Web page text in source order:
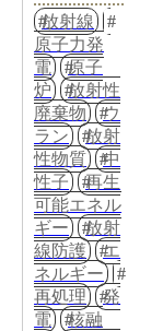
放射線
原子力発
電
原子
炉
放射性
廃棄物
ウ
ラン
放射
性物質
中
性子
再生
可能エネル
ギー
放射
線防護
エ
ネルギー
再処理
発
電
核融